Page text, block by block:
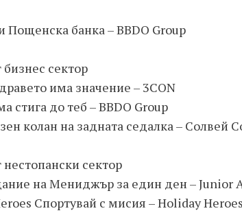
Пощенска банка – BBDO Group
бизнес сектор
има значение – 3CON
стига до теб – BBDO Group
колан на задната седалка – Солвей
нестопански сектор
на Мениджър за един ден – Junior
Спортувай с мисия – Holiday Heroes